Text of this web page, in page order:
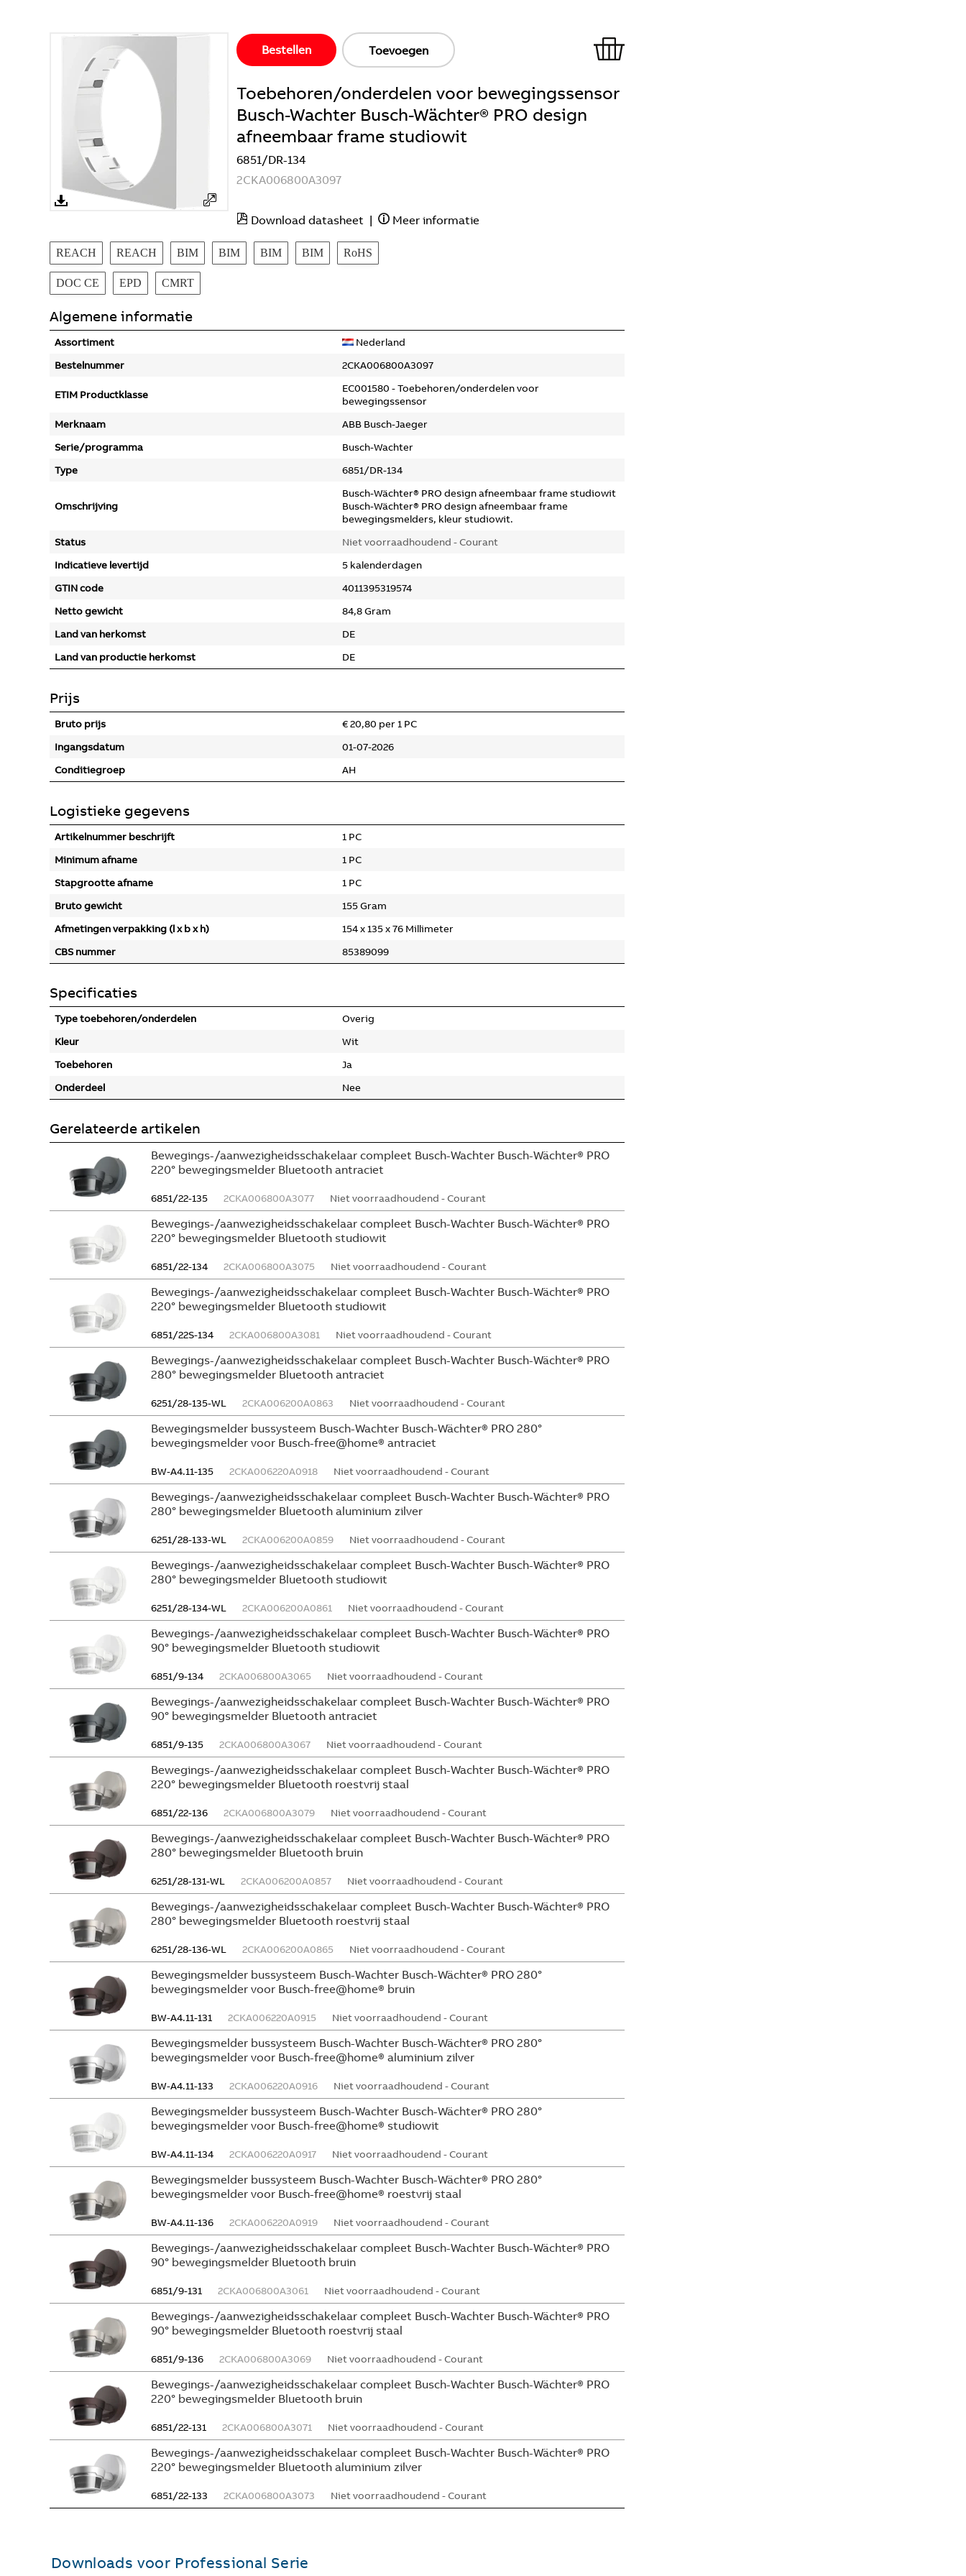
Bestellen Toevoegen
Toebehoren/onderdelen voor bewegingssensor
Busch-Wachter Busch-Wächter® PRO design
afneembaar frame studiowit
6851/DR-134
2CKA006800A3097
Download datasheet | Meer informatie
REACH REACH BIM BIM BIM BIM RoHS
DOC CE EPD CMRT
Algemene informatie
Assortiment
Nederland
Bestelnummer
2CKA006800A3097
ETIM Productklasse
EC001580 - Toebehoren/onderdelen voor
bewegingssensor
Merknaam
ABB Busch-Jaeger
Serie/programma
Busch-Wachter
Type
6851/DR-134
Omschrijving
Busch-Wächter® PRO design afneembaar frame studiowit
Busch-Wächter® PRO design afneembaar frame
bewegingsmelders, kleur studiowit.
Status
Niet voorraadhoudend - Courant
Indicatieve levertijd
5 kalenderdagen
GTIN code
4011395319574
Netto gewicht
84,8 Gram
Land van herkomst
DE
Land van productie herkomst
DE
Prijs
Bruto prijs
€ 20,80 per 1 PC
Ingangsdatum
01-07-2026
Conditiegroep
AH
Logistieke gegevens
Artikelnummer beschrijft
1 PC
Minimum afname
1 PC
Stapgrootte afname
1 PC
Bruto gewicht
155 Gram
Afmetingen verpakking (l x b x h)
154 x 135 x 76 Millimeter
CBS nummer
85389099
Specificaties
Type toebehoren/onderdelen
Overig
Kleur
Wit
Toebehoren
Ja
Onderdeel
Nee
Gerelateerde artikelen
Bewegings-/aanwezigheidsschakelaar compleet Busch-Wachter Busch-Wächter® PRO
220° bewegingsmelder Bluetooth antraciet
6851/22-135 2CKA006800A3077 Niet voorraadhoudend - Courant
Bewegings-/aanwezigheidsschakelaar compleet Busch-Wachter Busch-Wächter® PRO
220° bewegingsmelder Bluetooth studiowit
6851/22-134 2CKA006800A3075 Niet voorraadhoudend - Courant
Bewegings-/aanwezigheidsschakelaar compleet Busch-Wachter Busch-Wächter® PRO
220° bewegingsmelder Bluetooth studiowit
6851/22S-134 2CKA006800A3081 Niet voorraadhoudend - Courant
Bewegings-/aanwezigheidsschakelaar compleet Busch-Wachter Busch-Wächter® PRO
280° bewegingsmelder Bluetooth antraciet
6251/28-135-WL 2CKA006200A0863 Niet voorraadhoudend - Courant
Bewegingsmelder bussysteem Busch-Wachter Busch-Wächter® PRO 280°
bewegingsmelder voor Busch-free@home® antraciet
BW-A4.11-135 2CKA006220A0918 Niet voorraadhoudend - Courant
Bewegings-/aanwezigheidsschakelaar compleet Busch-Wachter Busch-Wächter® PRO
280° bewegingsmelder Bluetooth aluminium zilver
6251/28-133-WL 2CKA006200A0859 Niet voorraadhoudend - Courant
Bewegings-/aanwezigheidsschakelaar compleet Busch-Wachter Busch-Wächter® PRO
280° bewegingsmelder Bluetooth studiowit
6251/28-134-WL 2CKA006200A0861 Niet voorraadhoudend - Courant
Bewegings-/aanwezigheidsschakelaar compleet Busch-Wachter Busch-Wächter® PRO
90° bewegingsmelder Bluetooth studiowit
6851/9-134 2CKA006800A3065 Niet voorraadhoudend - Courant
Bewegings-/aanwezigheidsschakelaar compleet Busch-Wachter Busch-Wächter® PRO
90° bewegingsmelder Bluetooth antraciet
6851/9-135 2CKA006800A3067 Niet voorraadhoudend - Courant
Bewegings-/aanwezigheidsschakelaar compleet Busch-Wachter Busch-Wächter® PRO
220° bewegingsmelder Bluetooth roestvrij staal
6851/22-136 2CKA006800A3079 Niet voorraadhoudend - Courant
Bewegings-/aanwezigheidsschakelaar compleet Busch-Wachter Busch-Wächter® PRO
280° bewegingsmelder Bluetooth bruin
6251/28-131-WL 2CKA006200A0857 Niet voorraadhoudend - Courant
Bewegings-/aanwezigheidsschakelaar compleet Busch-Wachter Busch-Wächter® PRO
280° bewegingsmelder Bluetooth roestvrij staal
6251/28-136-WL 2CKA006200A0865 Niet voorraadhoudend - Courant
Bewegingsmelder bussysteem Busch-Wachter Busch-Wächter® PRO 280°
bewegingsmelder voor Busch-free@home® bruin
BW-A4.11-131 2CKA006220A0915 Niet voorraadhoudend - Courant
Bewegingsmelder bussysteem Busch-Wachter Busch-Wächter® PRO 280°
bewegingsmelder voor Busch-free@home® aluminium zilver
BW-A4.11-133 2CKA006220A0916 Niet voorraadhoudend - Courant
Bewegingsmelder bussysteem Busch-Wachter Busch-Wächter® PRO 280°
bewegingsmelder voor Busch-free@home® studiowit
BW-A4.11-134 2CKA006220A0917 Niet voorraadhoudend - Courant
Bewegingsmelder bussysteem Busch-Wachter Busch-Wächter® PRO 280°
bewegingsmelder voor Busch-free@home® roestvrij staal
BW-A4.11-136 2CKA006220A0919 Niet voorraadhoudend - Courant
Bewegings-/aanwezigheidsschakelaar compleet Busch-Wachter Busch-Wächter® PRO
90° bewegingsmelder Bluetooth bruin
6851/9-131 2CKA006800A3061 Niet voorraadhoudend - Courant
Bewegings-/aanwezigheidsschakelaar compleet Busch-Wachter Busch-Wächter® PRO
90° bewegingsmelder Bluetooth roestvrij staal
6851/9-136 2CKA006800A3069 Niet voorraadhoudend - Courant
Bewegings-/aanwezigheidsschakelaar compleet Busch-Wachter Busch-Wächter® PRO
220° bewegingsmelder Bluetooth bruin
6851/22-131 2CKA006800A3071 Niet voorraadhoudend - Courant
Bewegings-/aanwezigheidsschakelaar compleet Busch-Wachter Busch-Wächter® PRO
220° bewegingsmelder Bluetooth aluminium zilver
6851/22-133 2CKA006800A3073 Niet voorraadhoudend - Courant
Downloads voor Professional Serie